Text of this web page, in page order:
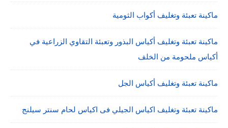
ماكينة تعبئة وتغليف أكواب الثومية
ماكينة تعبئة وتغليف أكياس البذور وتعبئة التقاوي الزراعية في
أكياس ملحومة من الخلف
ماكينة تعبئة وتغليف أكياس الجل
ماكينة تعبئة وتغليف اكياس الجيلي فى اكياس لحام سنتر سيلنج